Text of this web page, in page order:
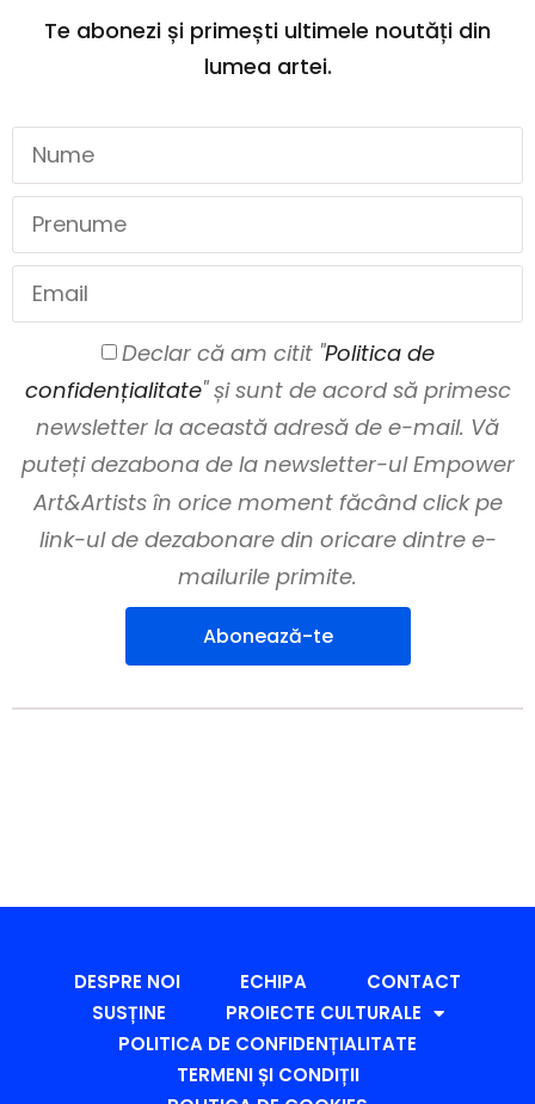
Te abonezi și primești ultimele noutăți din
lumea artei.
Declar că am citit "Politica de
confidențialitate" și sunt de acord să primesc
newsletter la această adresă de e-mail. Vă
puteți dezabona de la newsletter-ul Empower
Art&Artists în orice moment făcând click pe
link-ul de dezabonare din oricare dintre e-
mailurile primite.
Abonează-te
DESPRE NOI ECHIPA
CONTACT
SUSȚINE
PROIECTE CULTURALE
POLITICA DE CONFIDENȚIALITATE
TERMENI ȘI CONDIȚII